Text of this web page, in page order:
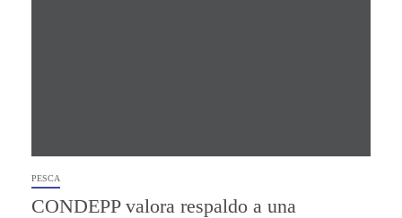
PESCA
CONDEPP valora respaldo a una